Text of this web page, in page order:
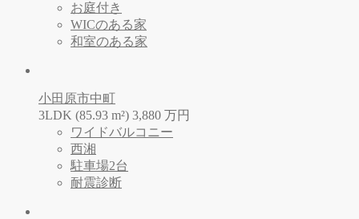
お庭付き
WICのある家
和室のある家
小田原市中町
3LDK (85.93 m²) 3,880 万円
ワイドバルコニー
西湘
駐車場2台
耐震診断